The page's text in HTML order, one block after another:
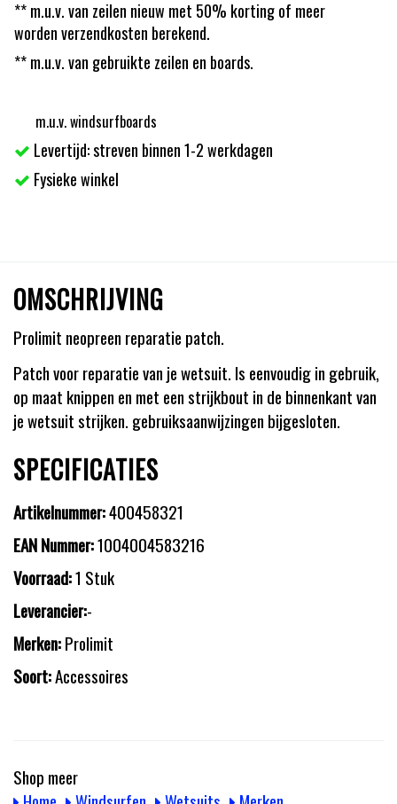
** m.u.v. van zeilen nieuw met 50% korting of meer
worden verzendkosten berekend.
** m.u.v. van gebruikte zeilen en boards.
m.u.v. windsurfboards
Levertijd: streven binnen 1-2 werkdagen
Fysieke winkel
OMSCHRIJVING
Prolimit neopreen reparatie patch.
Patch voor reparatie van je wetsuit. Is eenvoudig in gebruik,
op maat knippen en met een strijkbout in de binnenkant van
je wetsuit strijken. gebruiksaanwijzingen bijgesloten.
SPECIFICATIES
Artikelnummer:400458321
EAN Nummer:1004004583216
Voorraad:1 Stuk
Leverancier:-
Merken:Prolimit
Soort:Accessoires
Shop meer